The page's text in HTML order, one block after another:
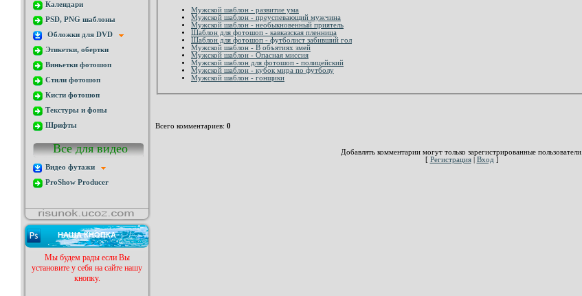
Календари
PSD, PNG шаблоны
Обложки для DVD
Этикетки, обертки
Виньетки фотошоп
Стили фотошоп
Кисти фотошоп
Текстуры и фоны
Шрифты
Все для видео
Видео футажи
ProShow Producer
НАША КНОПКА
Мы будем рады если Вы
установите у себя на сайте нашу
кнопку.
Мужской шаблон - развитие ума
Мужской шаблон - преуспевающий мужчина
Мужской шаблон - необыкновенный приятель
Шаблон для фотошоп - кавказская пленница
Шаблон для фотошоп - футболист забивший гол
Мужской шаблон - В объятиях змей
Мужской шаблон - Опасная миссия
Мужской шаблон для фотошоп - полицейский
Мужской шаблон - кубок мира по футболу
Мужской шаблон - гонщики
Всего комментариев: 0
Добавлять комментарии могут только зарегистрированные пользователи.
[ Регистрация| Вход ]